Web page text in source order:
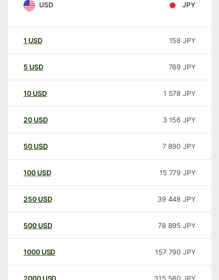
USD JPY
1 USD 158 JPY
5 USD 789 JPY
10 USD 1 578 JPY
20 USD 3 156 JPY
50 USD 7 890 JPY
100 USD 15 779 JPY
250 USD 39 448 JPY
500 USD 78 895 JPY
1000 USD 157 790 JPY